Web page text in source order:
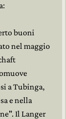
buoni
nel maggio
a Tubinga,
e nella
Il Langer